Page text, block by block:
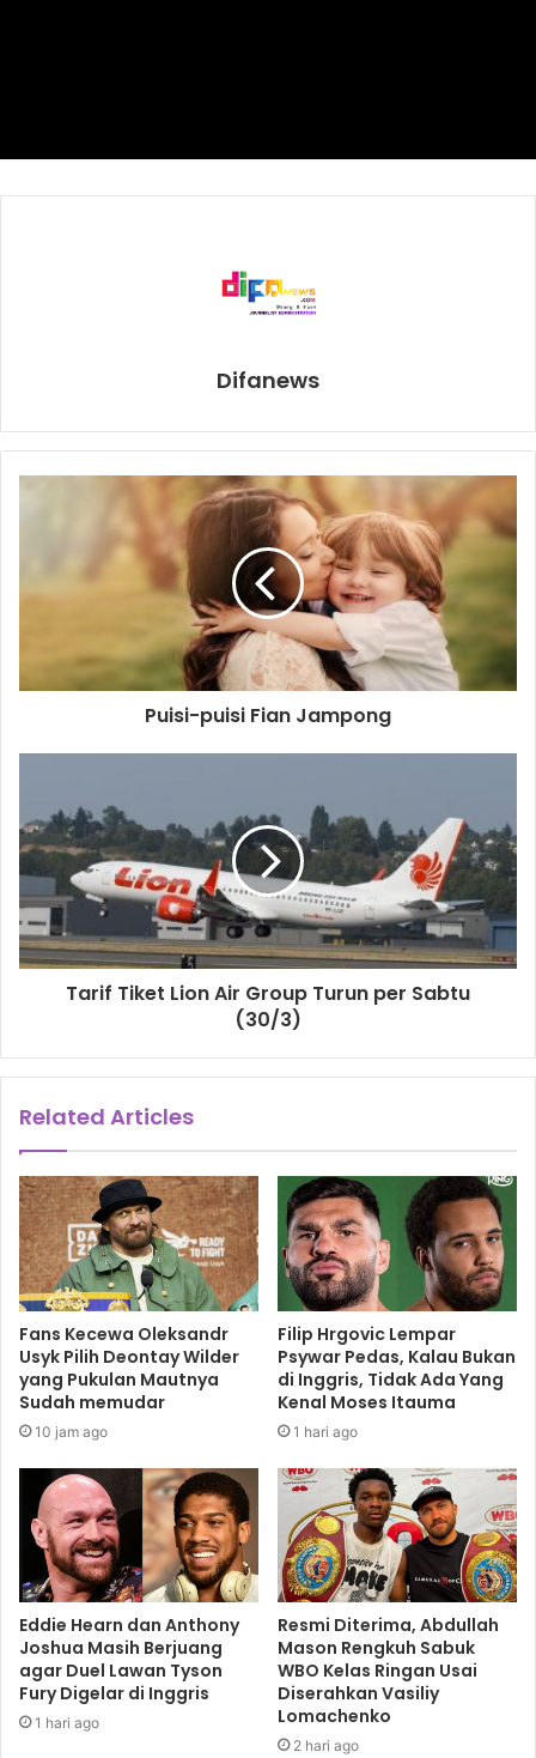
Difanews
Puisi-puisi Fian Jampong
Tarif Tiket Lion Air Group Turun per Sabtu
(30/3)
Related Articles
Fans Kecewa Oleksandr
Usyk Pilih Deontay Wilder
yang Pukulan Mautnya
Sudah memudar
10 jam ago
Filip Hrgovic Lempar
Psywar Pedas, Kalau Bukan
di Inggris, Tidak Ada Yang
Kenal Moses Itauma
1 hari ago
Eddie Hearn dan Anthony
Joshua Masih Berjuang
agar Duel Lawan Tyson
Fury Digelar di Inggris
1 hari ago
Resmi Diterima, Abdullah
Mason Rengkuh Sabuk
WBO Kelas Ringan Usai
Diserahkan Vasiliy
Lomachenko
2 hari ago